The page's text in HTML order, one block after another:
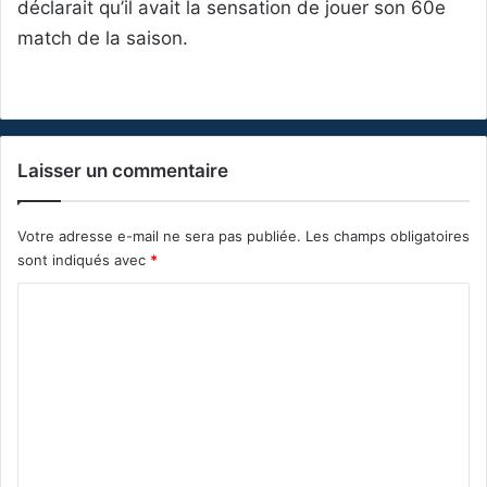
déclarait qu’il avait la sensation de jouer son 60e
match de la saison.
Laisser un commentaire
Votre adresse e-mail ne sera pas publiée. Les champs obligatoires
sont indiqués avec *